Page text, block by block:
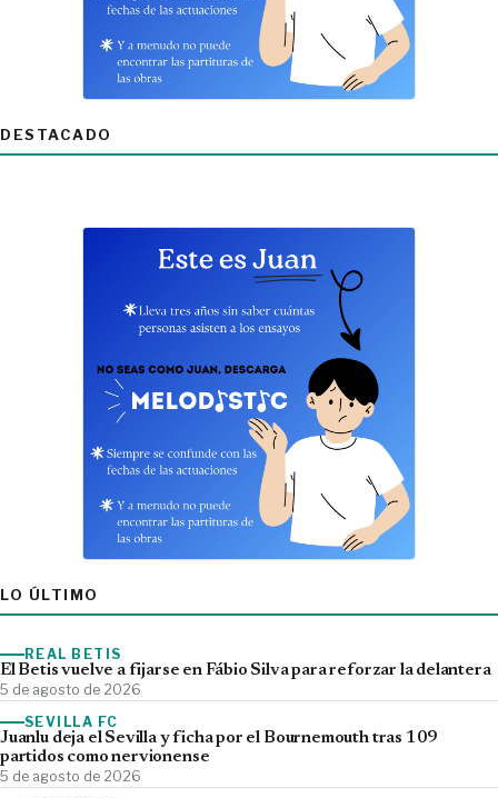
DESTACADO
LO ÚLTIMO
REAL BETIS
El Betis vuelve a fijarse en Fábio Silva para reforzar la delantera
5 de agosto de 2026
SEVILLA FC
Juanlu deja el Sevilla y ficha por el Bournemouth tras 109
partidos como nervionense
5 de agosto de 2026